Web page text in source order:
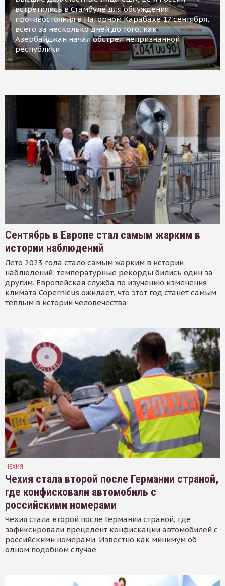
встретились в Стамбуле для обсуждения
противостояния в Нагорном Карабахе 17 сентября,
всего за несколько дней до того, как
Азербайджан начал обстрел непризнанной
республики
Сентябрь в Европе стал самым жарким в
истории наблюдений
Лето 2023 года стало самым жарким в истории
наблюдений: температурные рекорды бились один за
другим. Европейская служба по изучению изменения
климата Copernicus ожидает, что этот год станет самым
тёплым в истории человечества
ЧЕХИЯ
Чехия стала второй после Германии страной,
где конфисковали автомобиль с
российскими номерами
Чехия стала второй после Германии страной, где
зафиксировали прецедент конфискации автомобилей с
российскими номерами. Известно как минимум об
одном подобном случае